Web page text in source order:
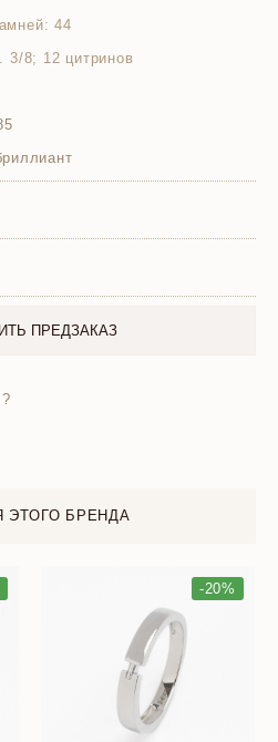
44
3/8; 12 цитринов
ПРЕДЗАКАЗ
ЭТОГО БРЕНДА
-20%